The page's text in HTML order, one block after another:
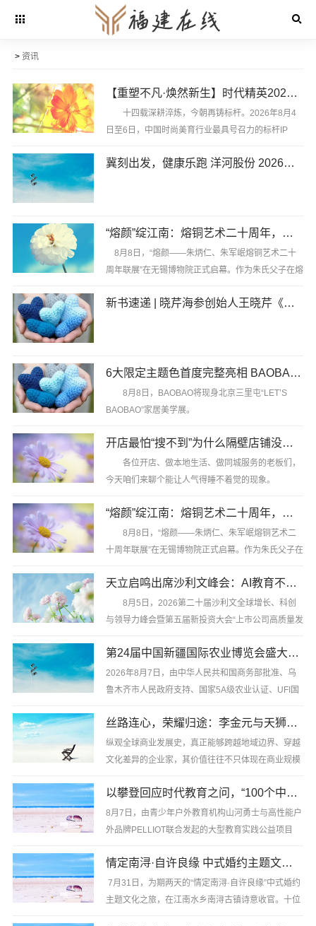
> 资讯
【重塑不凡·焕然新生】时代精英2026超级模特大赛圆满收官！
十四载深耕淬炼，今朝再铸标杆。2026年8月4
日至6日，中国时尚美育行业最具号召力的标杆IP
年度颁奖盛典”在苏州盛大落幕。这场跨越年龄、联通
冀刻出发，健康乐跑 洋河股份 2026年“我爱天之蓝” 第三届河北省城市公益跑邯郸站 8 月 9 日鸣枪开跑
际，以脚步丈量湖岸风光，用奔跑传递公益健康力
量。2026 年洋河股份第三届 “我爱天之蓝” 河北省城
市公益跑系列赛事再启新篇，继邢台站圆满落幕之
“熔颜”绽江南：熔铜艺术二十周年，朱炳仁朱军岷首度联展无锡启幕
8月8日，“熔颜——朱炳仁、朱军岷熔铜艺术二十
周年联展”在无锡博物院正式启幕。作为朱氏父子在熔
余件熔铜精品，系统呈现了“一门双国遗”传承人的匠
新书速递 | 晓芹海参创始人王晓芹《麻烦哲学》正式出版
《麻烦哲学》正式出版发行。
这是一部记录个人成长、创业历程与人生思考的
的总结。
书中，她回望自己从......
6大限定主题色首度完整亮相 BAOBAO休闲椅三里屯邀你入座亲测
8月8日，BAOBAO将现身北京三里屯“LET’S
BAOBAO”家居美学展。
这把由爱依瑞斯推出的休闲椅，在过去五个月内
已完成两次关键亮相：3月在今日美术馆新品美学品
鉴会上面向设计圈层首发，7月底在全国经销商峰
开店最怕“搜不到”为什么隔壁店铺没花钱，ai却天天给他免费派单？
各位开店、做本地生活、做同城服务的老板们，
今天咱们来聊个能让人气得睡不着觉的现象。
你有没有仔细观察过隔壁同行的店？ 论装修，你
花了三四十万精装修，他那小店简简单单； 论技术和
产品，你选的都是好......
“熔颜”绽江南：熔铜艺术二十周年，朱炳仁朱军岷首度联展无锡启幕
8月8日，“熔颜——朱炳仁、朱军岷熔铜艺术二
十周年联展”在无锡博物院正式启幕。作为朱氏父子在
百余件熔铜精品，系统呈现了“一门双国遗”传承人的
匠心突破，这......
天立启鸣出席沙利文峰会：AI教育不是工具竞赛，是场景深耕
8月5日，2026第二十届沙利文全球增长、科创
与领导力峰会暨第五届新投资大会“上市公司高质量发
的论坛上，天立国际控股(01773.HK)旗下智慧教育品
牌启鸣达人(下称......
第24届中国新疆国际农业博览会盛大开幕，全产业链创新成果集中亮相，丝路农业合作平台功能日益凸显
2026年8月7日，由中华人民共和国商务部批准、乌
鲁木齐市人民政府支持、国家5A级农业认证、UFI国
在新疆国际会展中心开幕。
本届展会由振威国际会展集团、新疆土壤与肥......
丝路连心，荣耀归途：李金元与天狮的全球人文实践
纵观全球商业发展史，真正能够跨越地域边界、穿越
文化差异的企业家，其价值往往不只体现在商业规模
更像是文明之间的“织网者”——他们以商业为纽带，
却不止步于商业......
以攀登回应时代教育之问，“100个中国校长上雪山”首发团正式出征
8月7日，由青少年户外教育机构山河勇士与高性能户
外品牌PELLIOT联合发起的大型教育实践公益项目
什卡三峰脚下正式出征。来自全国14个省市的20位中
小学校长，以及25位......
情定南浔·自许良缘 中式婚约主题文化之旅圆满落幕
7月31日，为期两天的“情定南浔·自许良缘”中式婚约
主题文化之旅，在江南水乡南浔古镇诗意收官。十位